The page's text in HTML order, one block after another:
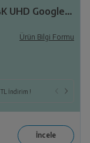
Crystal XL QLED 144Hz VRR 100" 4K UHD Google TV B XL100 C
Ürün Bilgi Formu
TL İndirim !